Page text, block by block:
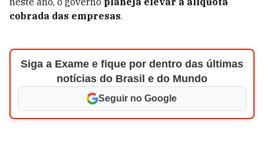
cobrada das empresas.
Siga a Exame e fique por dentro das últimas
notícias do Brasil e do Mundo
Seguir no Google